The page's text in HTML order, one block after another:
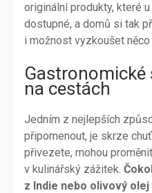
originální produkty, které
dostupné, a domů si tak
i možnost vyzkoušet něco
na cestách
Jedním z nejlepších
připomenout, je skrze
přivezete, mohou
v kulinářský zážitek.
z Indie nebo olivový olej